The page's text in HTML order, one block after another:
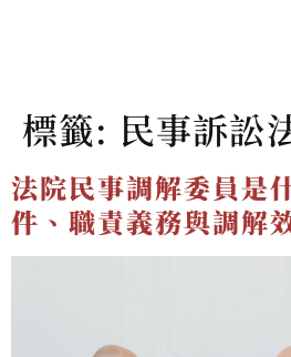
標籤: 民事訴訟
法院民事調解委員是
件、職責義務與調解